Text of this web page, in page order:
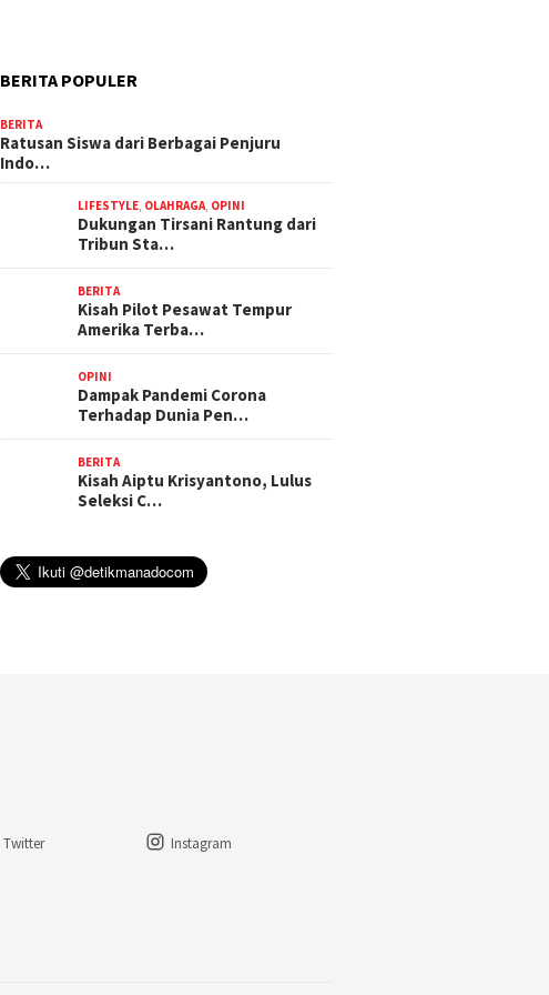
BERITA POPULER
BERITA
Ratusan Siswa dari Berbagai Penjuru
Indo…
LIFESTYLE OLAHRAGA OPINI
Dukungan Tirsani Rantung dari
Tribun Sta…
BERITA
Kisah Pilot Pesawat Tempur
Amerika Terba…
OPINI
Dampak Pandemi Corona
Terhadap Dunia Pen…
BERITA
Kisah Aiptu Krisyantono, Lulus
Seleksi C…
Twitter
Instagram